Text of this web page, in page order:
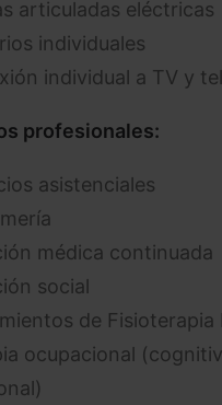
articuladas eléctricas
individuales
individual a TV y
profesionales:
asistenciales
médica continuada
social
de Fisioterapia
ocupacional